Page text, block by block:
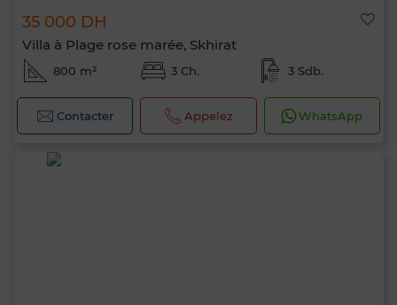
35 000 DH
Villa à Plage rose marée, Skhirat
800 m² 3 Ch. 3 Sdb.
Contacter Appelez WhatsApp